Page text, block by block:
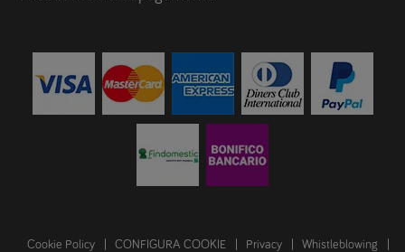
Cookie Policy CONFIGURA COOKIE Privacy Whistleblowing